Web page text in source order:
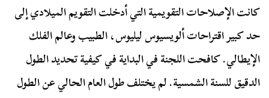
كانت الإصلاحات التقويمية التي أدخلت التقويم الميلادي إلى
حد كبير اقتراحات ألويسيوس ليليوس، الطبيب وعالم الفلك
الإيطالي. كافحت اللجنة في البداية في كيفية تحديد الطول
الدقيق للسنة الشمسية. لم يختلف طول العام الحالي عن الطول